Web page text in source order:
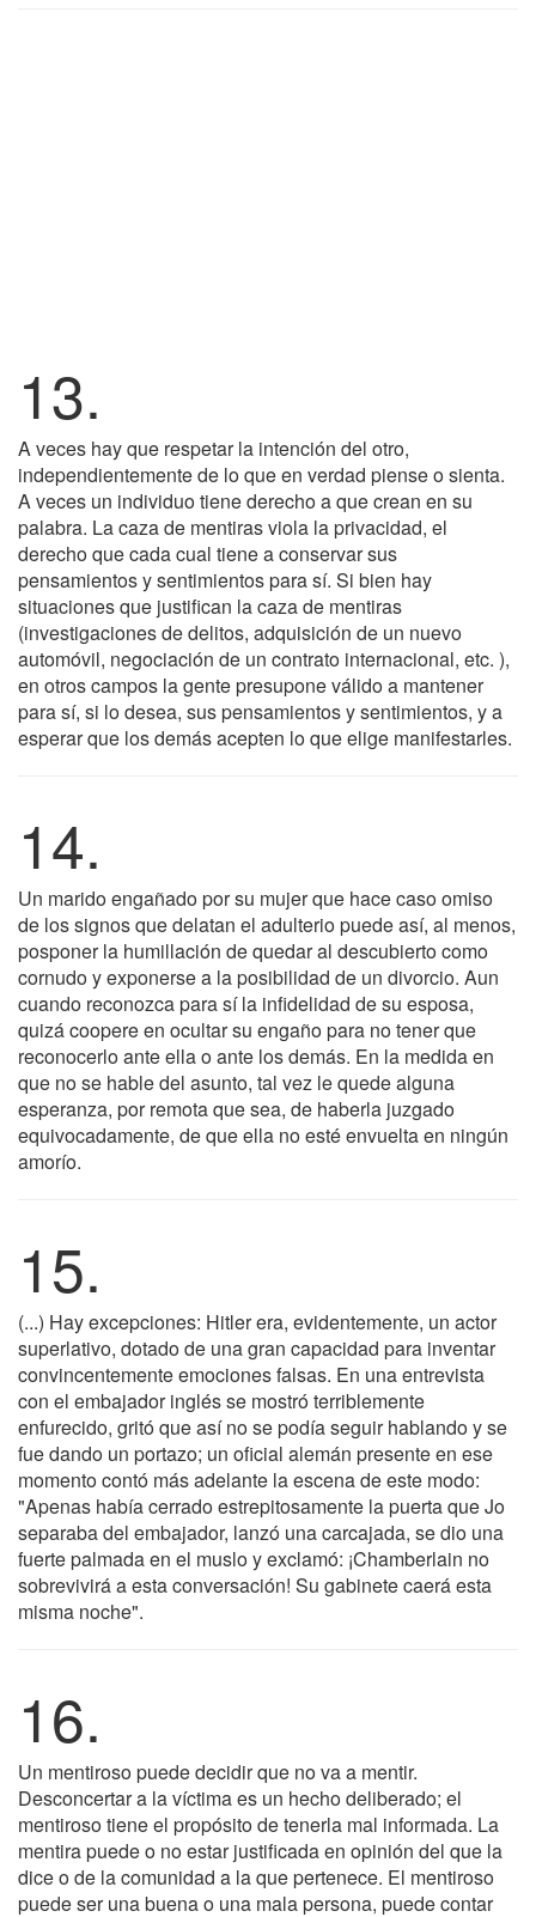
13.
A veces hay que respetar la intención del otro,
independientemente de lo que en verdad piense o sienta.
A veces un individuo tiene derecho a que crean en su
palabra. La caza de mentiras viola la privacidad, el
derecho que cada cual tiene a conservar sus
pensamientos y sentimientos para sí. Si bien hay
situaciones que justifican la caza de mentiras
(investigaciones de delitos, adquisición de un nuevo
automóvil, negociación de un contrato internacional, etc. ),
en otros campos la gente presupone válido a mantener
para sí, si lo desea, sus pensamientos y sentimientos, y a
esperar que los demás acepten lo que elige manifestarles.
14.
Un marido engañado por su mujer que hace caso omiso
de los signos que delatan el adulterio puede así, al menos,
posponer la humillación de quedar al descubierto como
cornudo y exponerse a la posibilidad de un divorcio. Aun
cuando reconozca para sí la infidelidad de su esposa,
quizá coopere en ocultar su engaño para no tener que
reconocerlo ante ella o ante los demás. En la medida en
que no se hable del asunto, tal vez le quede alguna
esperanza, por remota que sea, de haberla juzgado
equivocadamente, de que ella no esté envuelta en ningún
amorío.
15.
(...) Hay excepciones: Hitler era, evidentemente, un actor
superlativo, dotado de una gran capacidad para inventar
convincentemente emociones falsas. En una entrevista
con el embajador inglés se mostró terriblemente
enfurecido, gritó que así no se podía seguir hablando y se
fue dando un portazo; un oficial alemán presente en ese
momento contó más adelante la escena de este modo:
"Apenas había cerrado estrepitosamente la puerta que Jo
separaba del embajador, lanzó una carcajada, se dio una
fuerte palmada en el muslo y exclamó: ¡Chamberlain no
sobrevivirá a esta conversación! Su gabinete caerá esta
misma noche".
16.
Un mentiroso puede decidir que no va a mentir.
Desconcertar a la víctima es un hecho deliberado; el
mentiroso tiene el propósito de tenerla mal informada. La
mentira puede o no estar justificada en opinión del que la
dice o de la comunidad a la que pertenece. El mentiroso
puede ser una buena o una mala persona, puede contar